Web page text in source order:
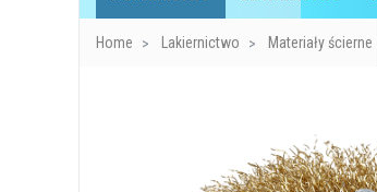
Home Lakiernictwo Materiały ścierne